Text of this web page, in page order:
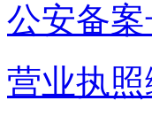
公安备案
营业执照